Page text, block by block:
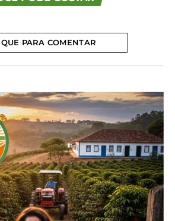
com abordagem multifacetada e
e ameaçada. “Serão
para a produção e
certificadas a produtores
as propriedades
acrescenta a diretora.
com um acervo de 135 espécies
Com a estruturação do
é que esse número ultrapasse
PARA COMENTAR